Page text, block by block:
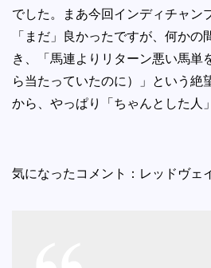
でした。まあ今回インディチャン
「まだ」良かったですが、何かの
き、「馬連よりリターン悪い馬単
ら当たっていたのに）」という絶
から、やっぱり「ちゃんとした人
気になったコメント：レッドヴェ